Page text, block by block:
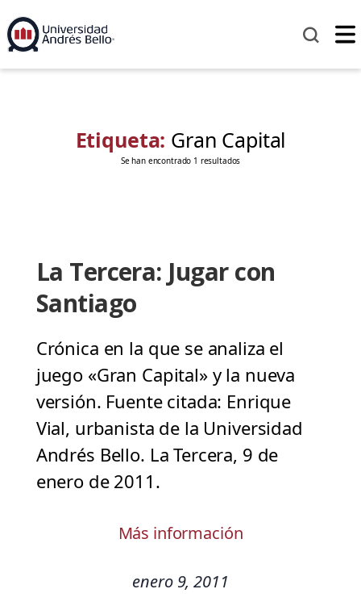
Etiqueta: Gran Capital
Se han encontrado 1 resultados
La Tercera: Jugar con
Santiago
Crónica en la que se analiza el
juego «Gran Capital» y la nueva
versión. Fuente citada: Enrique
Vial, urbanista de la Universidad
Andrés Bello. La Tercera, 9 de
enero de 2011.
Más información
enero 9, 2011